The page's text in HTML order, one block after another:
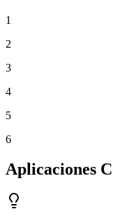
1
2
3
4
5
6
Aplicaciones